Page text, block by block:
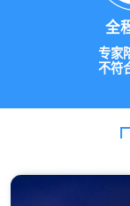
全
专家
不符